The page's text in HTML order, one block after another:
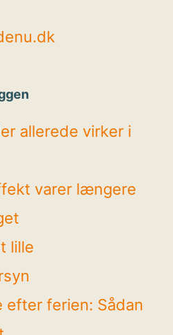
allerede virker i
varer længere
lille
efter ferien: Sådan